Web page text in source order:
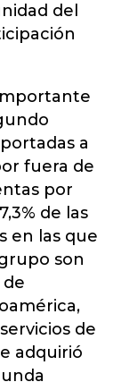
del
a
fuera de
por
de las
en las que
son
de
de
adquirió